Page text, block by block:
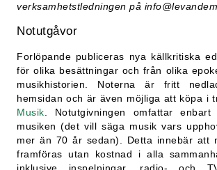
verksamhetstledningen på
Notutgåvor
Forlöpande publiceras nya källkritiska
för olika besättningar och från olika
musikhistorien. Noterna är fritt
hemsidan och är även möjliga att köpa i
Musik . Notutgivningen omfattar
musiken (det vill säga musik vars
mer än 70 år sedan). Detta innebär att
framföras utan kostnad i alla